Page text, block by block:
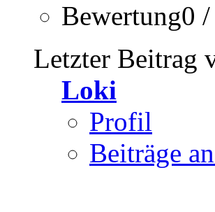
Bewertung0 /
Letzter Beitrag
Loki
Profil
Beiträge